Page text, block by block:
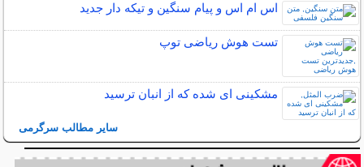
اس ام اس و پیام سنگین و تیکه دار جدید
تست هوش ریاضی توپ
مشکینی ای شده که از انبان ترسید
سایر مطالب سرگرمی